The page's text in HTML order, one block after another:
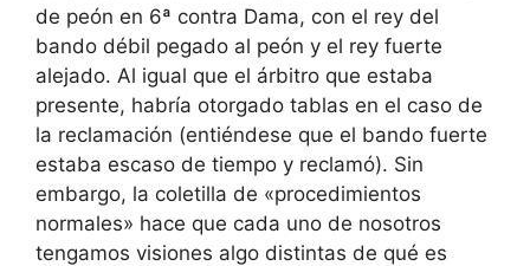
de peón en 6ª contra Dama, con el rey del
bando débil pegado al peón y el rey fuerte
alejado. Al igual que el árbitro que estaba
presente, habría otorgado tablas en el caso de
la reclamación (entiéndese que el bando fuerte
estaba escaso de tiempo y reclamó). Sin
embargo, la coletilla de «procedimientos
normales» hace que cada uno de nosotros
tengamos visiones algo distintas de qué es